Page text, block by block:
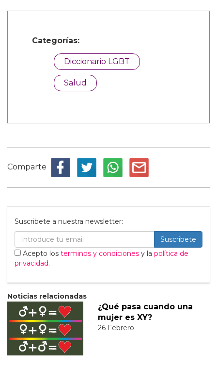
Categorías:
Diccionario LGBT
Salud
Comparte
Suscribete a nuestra newsletter:
Suscribete
Acepto los terminos y condiciones y la política de
privacidad.
Noticias relacionadas
¿Qué pasa cuando una
mujer es XY?
26 Febrero